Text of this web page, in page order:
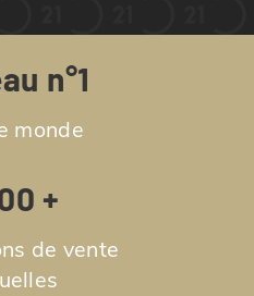
n°1
monde
+
de vente